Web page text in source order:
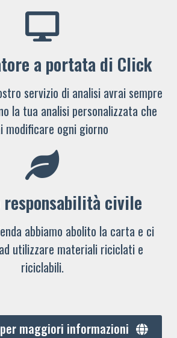
a portata di Click
servizio di analisi avrai sempre
la tua analisi personalizzata che
modificare ogni giorno
responsabilità civile
abbiamo abolito la carta e ci
utilizzare materiali riciclati e
riciclabili.
maggiori informazioni